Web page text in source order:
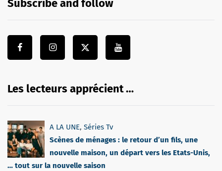
Subscribe and follow
Les lecteurs apprécient …
A LA UNE, Séries Tv
Scènes de ménages : le retour d’un fils, une
nouvelle maison, un départ vers les Etats-Unis,
… tout sur la nouvelle saison